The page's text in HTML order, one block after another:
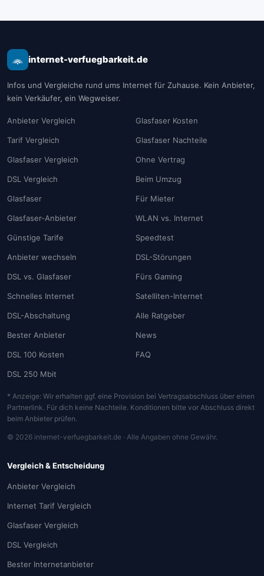
internet-verfuegbarkeit.de
Infos und Vergleiche rund ums Internet für Zuhause. Kein Anbieter,
kein Verkäufer, ein Wegweiser.
Anbieter Vergleich
Tarif Vergleich
Glasfaser Vergleich
DSL Vergleich
Glasfaser
Glasfaser-Anbieter
Günstige Tarife
Anbieter wechseln
DSL vs. Glasfaser
Schnelles Internet
DSL-Abschaltung
Bester Anbieter
DSL 100 Kosten
DSL 250 Mbit
Glasfaser Kosten
Glasfaser Nachteile
Ohne Vertrag
Beim Umzug
Für Mieter
WLAN vs. Internet
Speedtest
DSL-Störungen
Fürs Gaming
Satelliten-Internet
Alle Ratgeber
News
FAQ
* Anzeige: Wir erhalten ggf. eine Provision bei Vertragsabschluss über einen
Partnerlink. Für dich keine Nachteile. Konditionen bitte vor Abschluss direkt
beim Anbieter prüfen.
© 2026 internet-verfuegbarkeit.de · Alle Angaben ohne Gewähr.
Vergleich & Entscheidung
Anbieter Vergleich
Internet Tarif Vergleich
Glasfaser Vergleich
DSL Vergleich
Bester Internetanbieter